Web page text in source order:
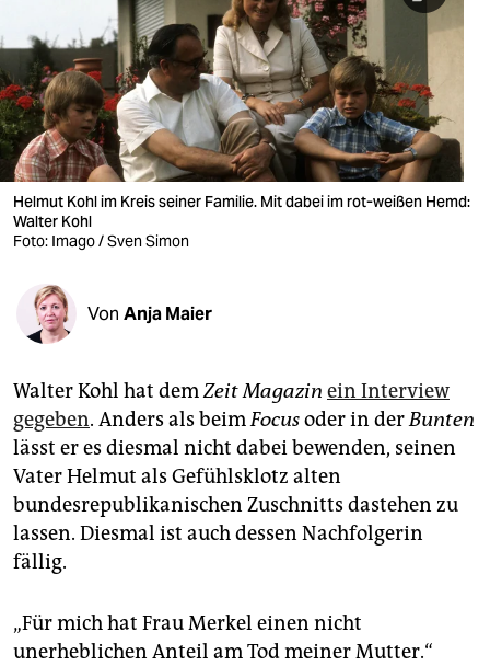
berlin
nord
wahrheit
verlag
verlag
shop
fragen & hilfe
unterstützen
abo
genossenschaft
epaper login
Helmut Kohl im Kreis seiner Familie. Mit dabei im rot-weißen Hemd:
Walter Kohl
Foto: Imago / Sven Simon
Von Anja Maier
Walter Kohl hat demZeit Magazin ein Interview
gegeben. Anders als beimFocusoder in derBunten
lässt er es diesmal nicht dabei bewenden, seinen
Vater Helmut als Gefühlsklotz alten
bundesrepublikanischen Zuschnitts dastehen zu
lassen. Diesmal ist auch dessen Nachfolgerin
fällig.
„Für mich hat Frau Merkel einen nicht
unerheblichen Anteil am Tod meiner Mutter.“